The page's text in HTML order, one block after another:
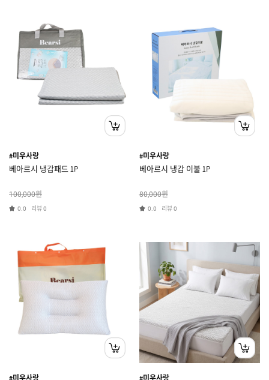
#미우사랑
베아르시 냉감패드 1P
100,000원
0.0 리뷰0
#미우사랑
베아르시 냉감 이불 1P
80,000원
0.0 리뷰0
#미우사랑 #미우사랑